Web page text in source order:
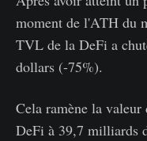
moment de l'ATH du
TVL de la DeFi a
dollars (-75%).
Cela ramène la valeur
DeFi à 39,7 milliards